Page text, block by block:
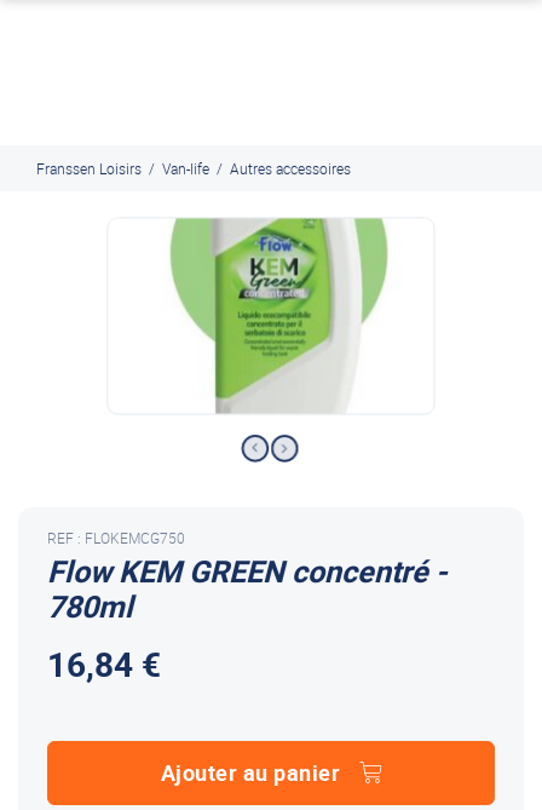
Franssen Loisirs / Van-life / Autres accessoires
Flow KEM GREEN concentré -
780ml
REF : FLOKEMCG750
16,84 €
Ajouter au panier